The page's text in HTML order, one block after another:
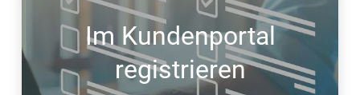
Im Kundenportal
registrieren